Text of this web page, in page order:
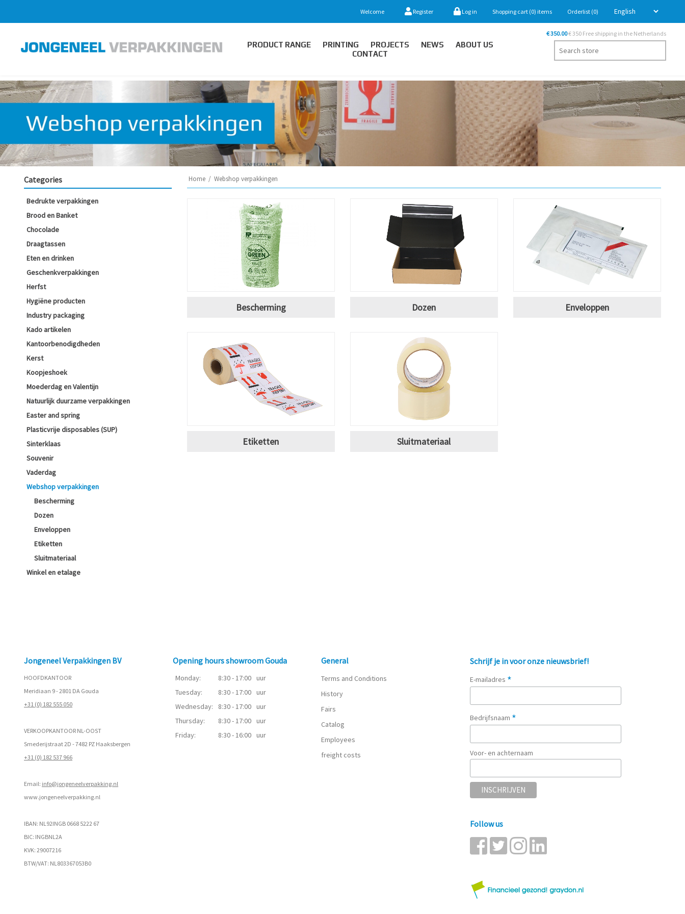
Welcome Register Log in Shopping cart (0) items Orderlist (0)
PRODUCT RANGE PRINTING PROJECTS NEWS
ABOUT US
CONTACT
€ 350.00€ 350 Free shipping in the Netherlands
Categories
Bedrukte verpakkingen
Brood en Banket
Chocolade
Draagtassen
Eten en drinken
Geschenkverpakkingen
Herfst
Hygiëne producten
Industry packaging
Kado artikelen
Kantoorbenodigdheden
Kerst
Koopjeshoek
Moederdag en Valentijn
Natuurlijk duurzame verpakkingen
Easter and spring
Plasticvrije disposables (SUP)
Sinterklaas
Souvenir
Vaderdag
Webshop verpakkingen
Bescherming
Dozen
Enveloppen
Etiketten
Sluitmateriaal
Winkel en etalage
Home / Webshop verpakkingen
Bescherming Dozen Enveloppen
Etiketten Sluitmateriaal
Jongeneel Verpakkingen BV
HOOFDKANTOOR
Meridiaan 9 - 2801 DA Gouda
+31 (0) 182 555 050
VERKOOPKANTOOR NL-OOST
Smederijstraat 2D - 7482 PZ Haaksbergen
+31 (0) 182 537 966
Email: info@jongeneelverpakking.nl
www.jongeneelverpakking.nl
IBAN: NL92INGB 0668 5222 67
BIC: INGBNL2A
KVK: 29007216
BTW/VAT: NL803367053B0
Opening hours showroom Gouda
Monday: 8:30 - 17:00 uur
Tuesday:
8:30 - 17:00 uur
Wednesday:
8:30 - 17:00 uur
Thursday:
8:30 - 17:00 uur
Friday:
8:30 - 16:00 uur
General
Terms and Conditions
History
Fairs
Catalog
Employees
freight costs
Schrijf je in voor onze nieuwsbrief!
E-mailadres *
Bedrijfsnaam *
Voor- en achternaam
Follow us